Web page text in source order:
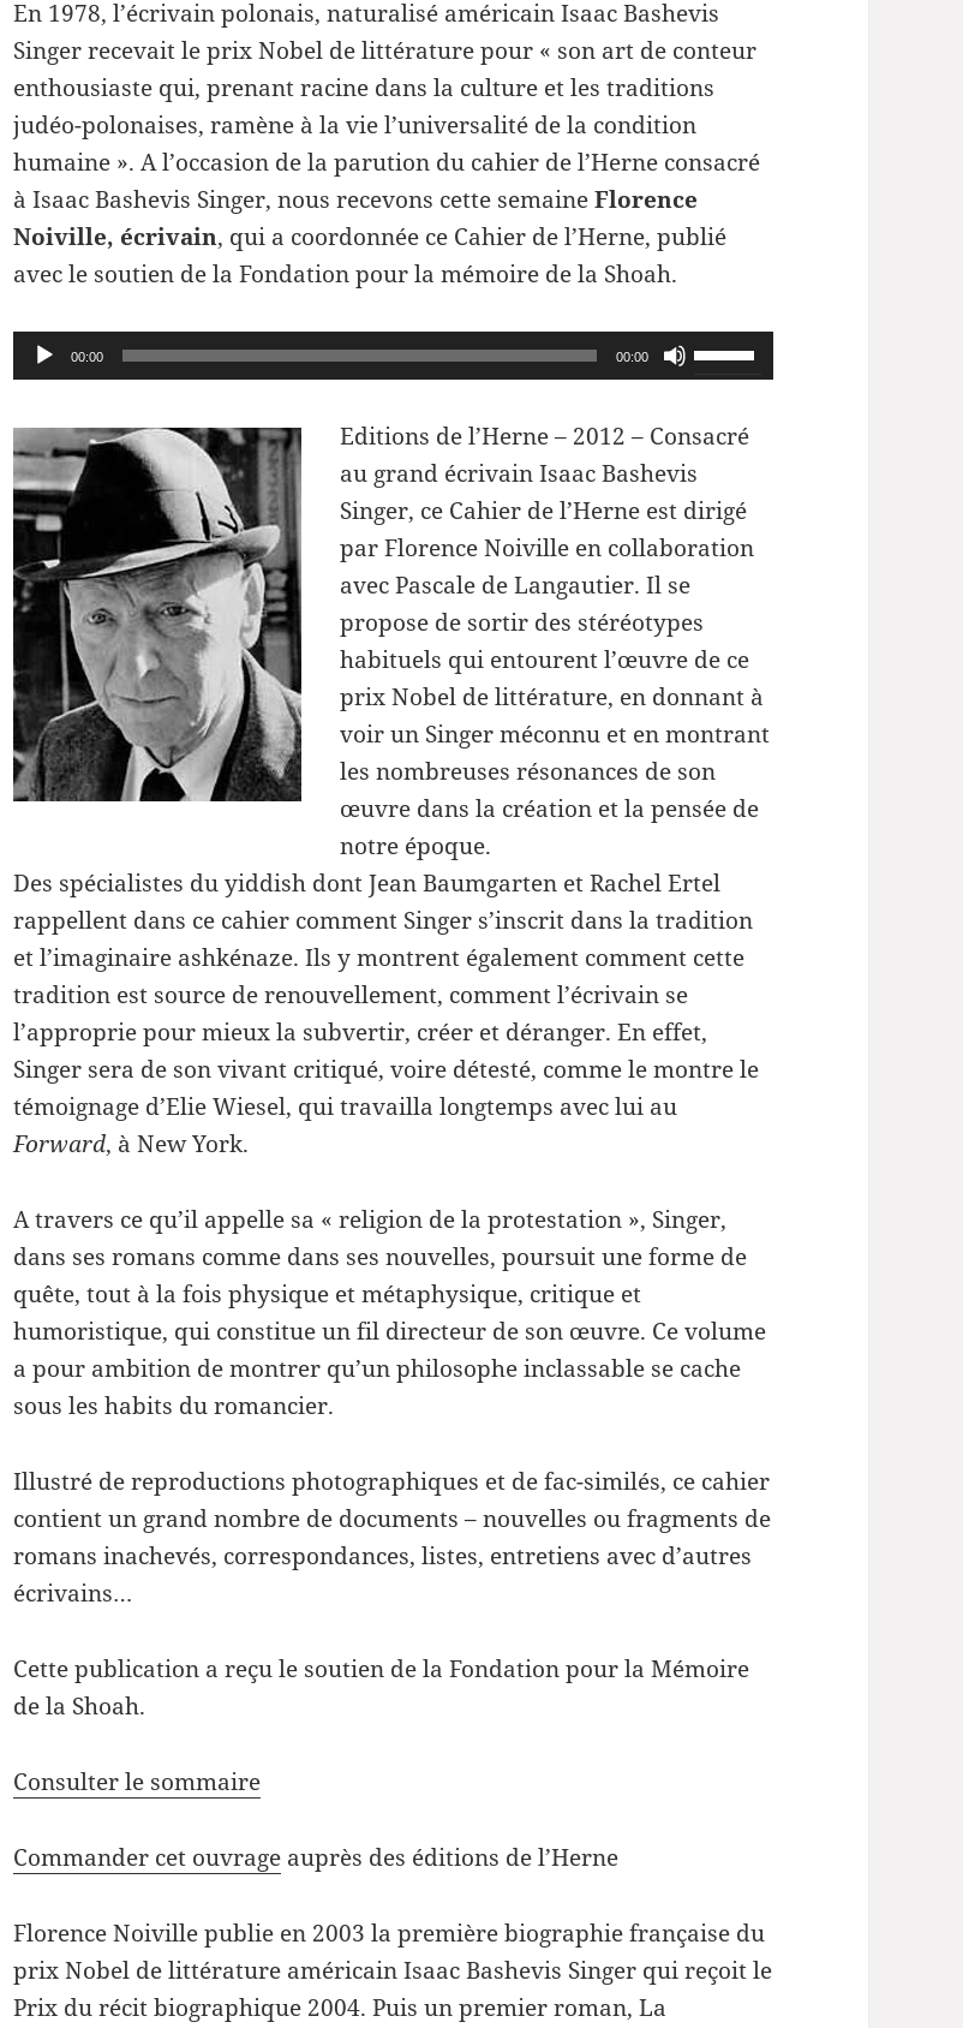
En 1978, l’écrivain polonais, naturalisé américain Isaac Bashevis
Singer recevait le prix Nobel de littérature pour « son art de conteur
enthousiaste qui, prenant racine dans la culture et les traditions
judéo-polonaises, ramène à la vie l’universalité de la condition
humaine ». A l’occasion de la parution du cahier de l’Herne consacré
à Isaac Bashevis Singer, nous recevons cette semaineFlorence
Noiville, écrivain, qui a coordonnée ce Cahier de l’Herne, publié
avec le soutien de la Fondation pour la mémoire de la Shoah.
Lecteur
audio
00:00 00:00
Utilisez
les
flèches
pour
augmenter
le
volume.
Editions de l’Herne – 2012 – Consacré
au grand écrivain Isaac Bashevis
Singer, ce Cahier de l’Herne est dirigé
par Florence Noiville en collaboration
avec Pascale de Langautier. Il se
propose de sortir des stéréotypes
habituels qui entourent l’œuvre de ce
prix Nobel de littérature, en donnant à
voir un Singer méconnu et en montrant
les nombreuses résonances de son
œuvre dans la création et la pensée de
notre époque.
Des spécialistes du yiddish dont Jean Baumgarten et Rachel Ertel
rappellent dans ce cahier comment Singer s’inscrit dans la tradition
et l’imaginaire ashkénaze. Ils y montrent également comment cette
tradition est source de renouvellement, comment l’écrivain se
l’approprie pour mieux la subvertir, créer et déranger. En effet,
Singer sera de son vivant critiqué, voire détesté, comme le montre le
témoignage d’Elie Wiesel, qui travailla longtemps avec lui au
Forward, à New York.
A travers ce qu’il appelle sa « religion de la protestation », Singer,
dans ses romans comme dans ses nouvelles, poursuit une forme de
quête, tout à la fois physique et métaphysique, critique et
humoristique, qui constitue un fil directeur de son œuvre. Ce volume
a pour ambition de montrer qu’un philosophe inclassable se cache
sous les habits du romancier.
Illustré de reproductions photographiques et de fac-similés, ce cahier
contient un grand nombre de documents – nouvelles ou fragments de
romans inachevés, correspondances, listes, entretiens avec d’autres
écrivains…
Cette publication a reçu le soutien de la Fondation pour la Mémoire
de la Shoah.
Consulter le sommaire
Commander cet ouvrage auprès des éditions de l’Herne
Florence Noiville publie en 2003 la première biographie française du
prix Nobel de littérature américain Isaac Bashevis Singer qui reçoit le
Prix du récit biographique 2004. Puis un premier roman, La